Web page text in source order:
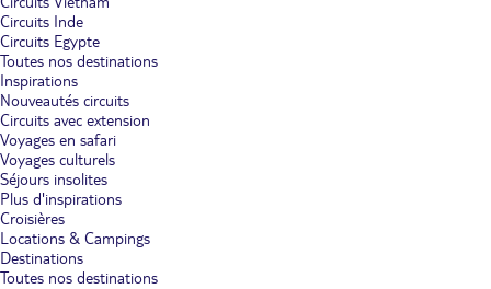
Circuits Inde
Circuits Egypte
Toutes nos destinations
Inspirations
Nouveautés circuits
Circuits avec extension
Voyages en safari
Voyages culturels
Séjours insolites
Plus d'inspirations
Croisières
Locations & Campings
Destinations
Toutes nos destinations